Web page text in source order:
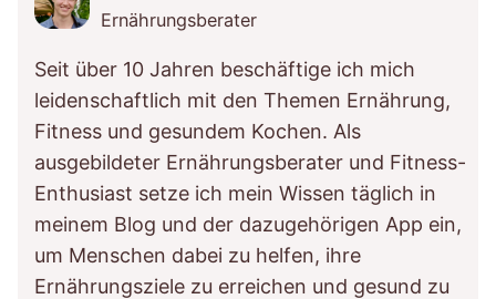
Ernährungsberater
Seit über 10 Jahren beschäftige ich mich
leidenschaftlich mit den Themen Ernährung,
Fitness und gesundem Kochen. Als
ausgebildeter Ernährungsberater und Fitness-
Enthusiast setze ich mein Wissen täglich in
meinem Blog und der dazugehörigen App ein,
um Menschen dabei zu helfen, ihre
Ernährungsziele zu erreichen und gesund zu